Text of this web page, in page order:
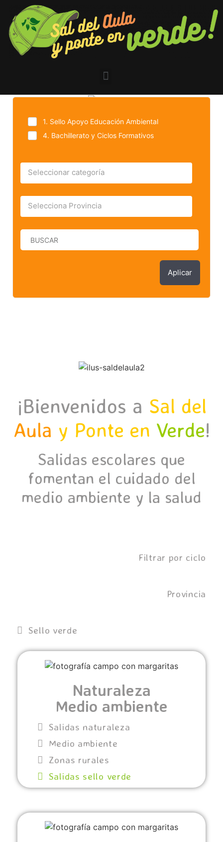
1. Sello Apoyo Educación Ambiental
4. Bachillerato y Ciclos Formativos
Seleccionar categoría
Selecciona Provincia
Aplicar
¡Bienvenidos a Sal del
Aula y Ponte en Verde!
Salidas escolares que
fomentan el cuidado del
medio ambiente y la salud
Filtrar por ciclo
Provincia
Sello verde
Naturaleza
Medio ambiente
Salidas naturaleza
Medio ambiente
Zonas rurales
Salidas sello verde